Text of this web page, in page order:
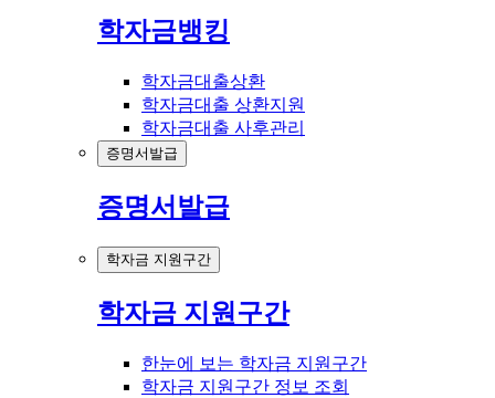
학자금뱅킹
학자금대출상환
학자금대출 상환지원
학자금대출 사후관리
증명서발급
증명서발급
학자금 지원구간
학자금 지원구간
한눈에 보는 학자금 지원구간
학자금 지원구간 정보 조회